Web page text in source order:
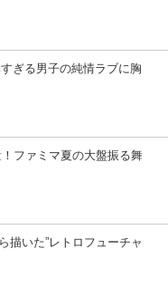
ぎる男子の純情ラブに胸
ファミマ夏の大盤振る舞
描いた”レトロフューチャ